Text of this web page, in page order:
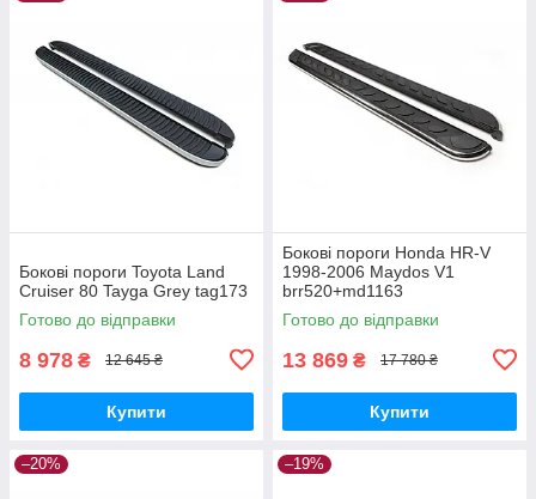
Бокові пороги Toyota Land
Cruiser 80 Tayga Grey tag173
Готово до відправки
8 978 ₴ 12 645 ₴
Купити
Бокові пороги Honda HR-V
1998-2006 Maydos V1
brr520+md1163
Готово до відправки
13 869 ₴ 17 780 ₴
Купити
–20% –19%